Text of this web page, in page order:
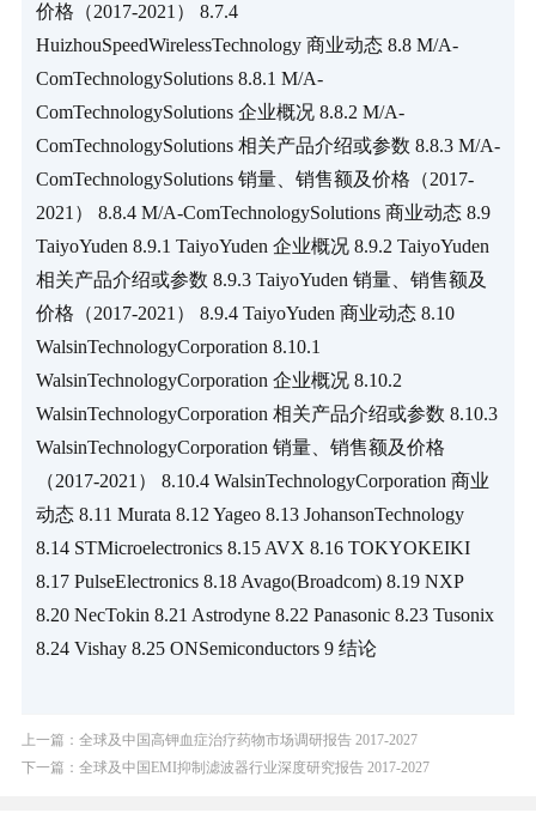
价格（2017-2021） 8.7.4
HuizhouSpeedWirelessTechnology 商业动态 8.8 M/A-
ComTechnologySolutions 8.8.1 M/A-
ComTechnologySolutions 企业概况 8.8.2 M/A-
ComTechnologySolutions 相关产品介绍或参数 8.8.3 M/A-
ComTechnologySolutions 销量、销售额及价格（2017-
2021） 8.8.4 M/A-ComTechnologySolutions 商业动态 8.9
TaiyoYuden 8.9.1 TaiyoYuden 企业概况 8.9.2 TaiyoYuden
相关产品介绍或参数 8.9.3 TaiyoYuden 销量、销售额及
价格（2017-2021） 8.9.4 TaiyoYuden 商业动态 8.10
WalsinTechnologyCorporation 8.10.1
WalsinTechnologyCorporation 企业概况 8.10.2
WalsinTechnologyCorporation 相关产品介绍或参数 8.10.3
WalsinTechnologyCorporation 销量、销售额及价格
（2017-2021） 8.10.4 WalsinTechnologyCorporation 商业
动态 8.11 Murata 8.12 Yageo 8.13 JohansonTechnology
8.14 STMicroelectronics 8.15 AVX 8.16 TOKYOKEIKI
8.17 PulseElectronics 8.18 Avago(Broadcom) 8.19 NXP
8.20 NecTokin 8.21 Astrodyne 8.22 Panasonic 8.23 Tusonix
8.24 Vishay 8.25 ONSemiconductors 9 结论
上一篇：全球及中国高钾血症治疗药物市场调研报告 2017-2027
下一篇：全球及中国EMI抑制滤波器行业深度研究报告 2017-2027